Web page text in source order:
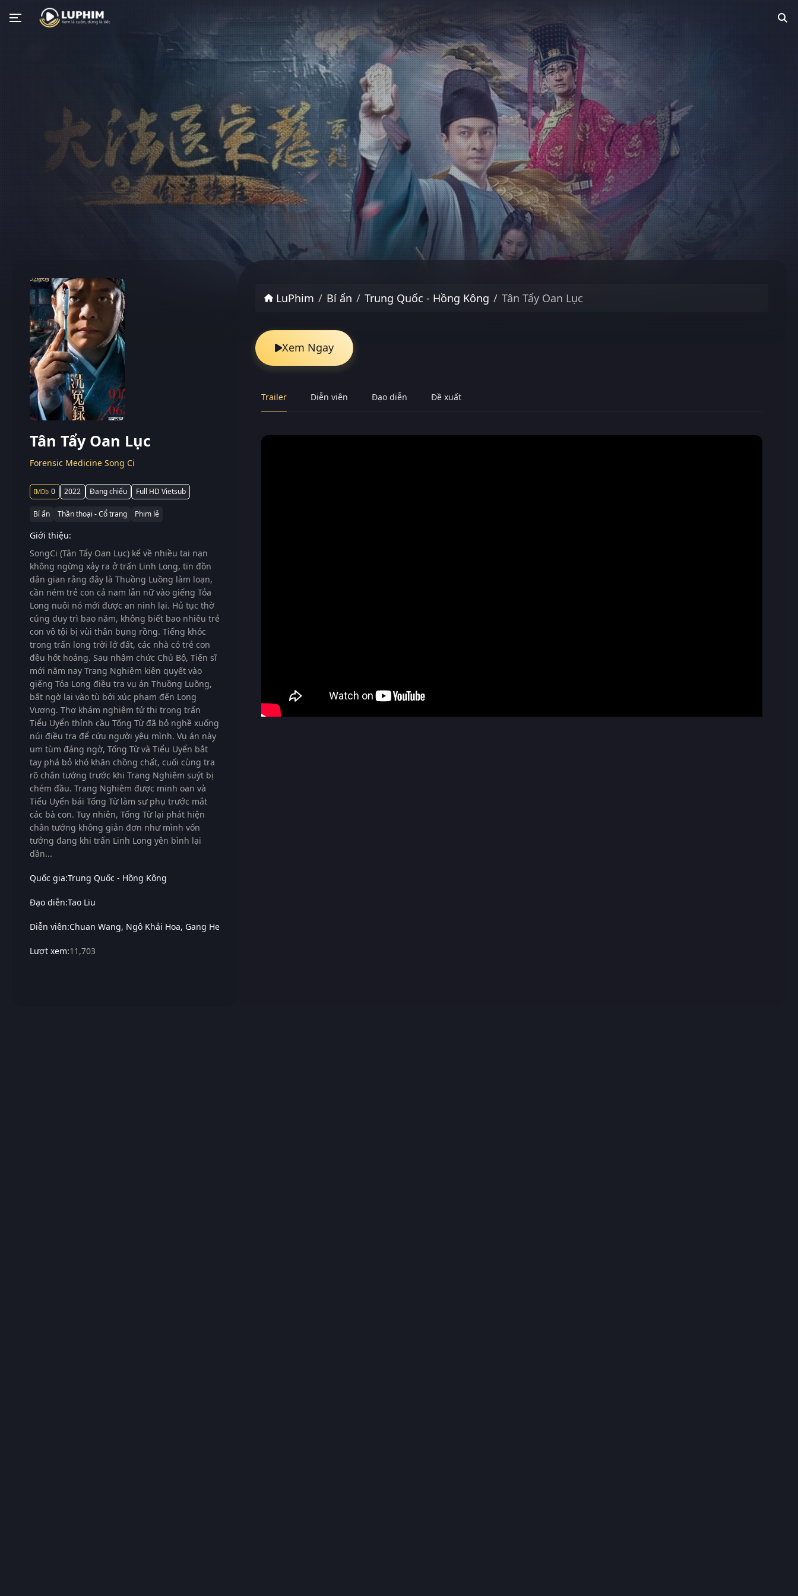
Tân Tẩy Oan Lục
Forensic Medicine Song Ci
0 2022 Đang chiếu Full HD Vietsub
Bí ẩn Thần thoại - Cổ trang Phim lẻ
Giới thiệu:
SongCi (Tân Tẩy Oan Lục) kể về nhiều tai nạn
không ngừng xảy ra ở trấn Linh Long, tin đồn
dân gian rằng đây là Thuồng Luồng làm loạn,
cần ném trẻ con cả nam lẫn nữ vào giếng Tỏa
Long nuôi nó mới được an ninh lại. Hủ tục thờ
cúng duy trì bao năm, không biết bao nhiêu trẻ
con vô tội bị vùi thân bụng rồng. Tiếng khóc
trong trấn long trời lở đất, các nhà có trẻ con
đều hốt hoảng. Sau nhậm chức Chủ Bộ, Tiến sĩ
mới năm nay Trang Nghiêm kiên quyết vào
giếng Tỏa Long điều tra vụ án Thuồng Luồng,
bất ngờ lại vào tù bởi xúc phạm đến Long
Vương. Thợ khám nghiệm tử thi trong trấn
Tiểu Uyển thỉnh cầu Tống Từ đã bỏ nghề xuống
núi điều tra để cứu người yêu mình. Vụ án này
um tùm đáng ngờ, Tống Từ và Tiểu Uyển bắt
tay phá bỏ khó khăn chồng chất, cuối cùng tra
rõ chân tướng trước khi Trang Nghiêm suýt bị
chém đầu. Trang Nghiêm được minh oan và
Tiểu Uyển bái Tống Từ làm sư phụ trước mắt
các bà con. Tuy nhiên, Tống Từ lại phát hiện
chân tướng không giản đơn như mình vốn
tưởng đang khi trấn Linh Long yên bình lại
dần...
Quốc gia:Trung Quốc - Hồng Kông
Đạo diễn:Tao Liu
Diễn viên:Chuan Wang Ngô Khải Hoa Gang He
Lượt xem:11,703
LuPhim Bí ẩn Trung Quốc - Hồng Kông Tân Tẩy Oan Lục
Xem Ngay
Trailer Diễn viên Đạo diễn Đề xuất